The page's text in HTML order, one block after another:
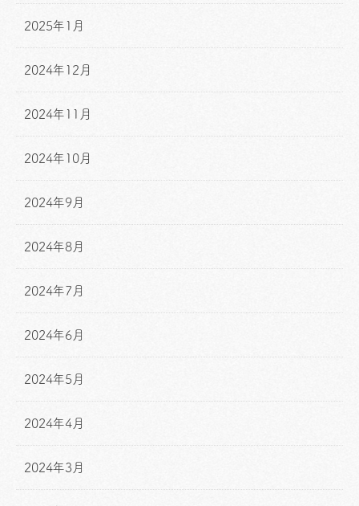
2025年1月
2024年12月
2024年11月
2024年10月
2024年9月
2024年8月
2024年7月
2024年6月
2024年5月
2024年4月
2024年3月